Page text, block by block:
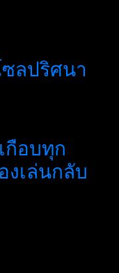
ลปริศนา
กือบทุก
งเล่นกลับ